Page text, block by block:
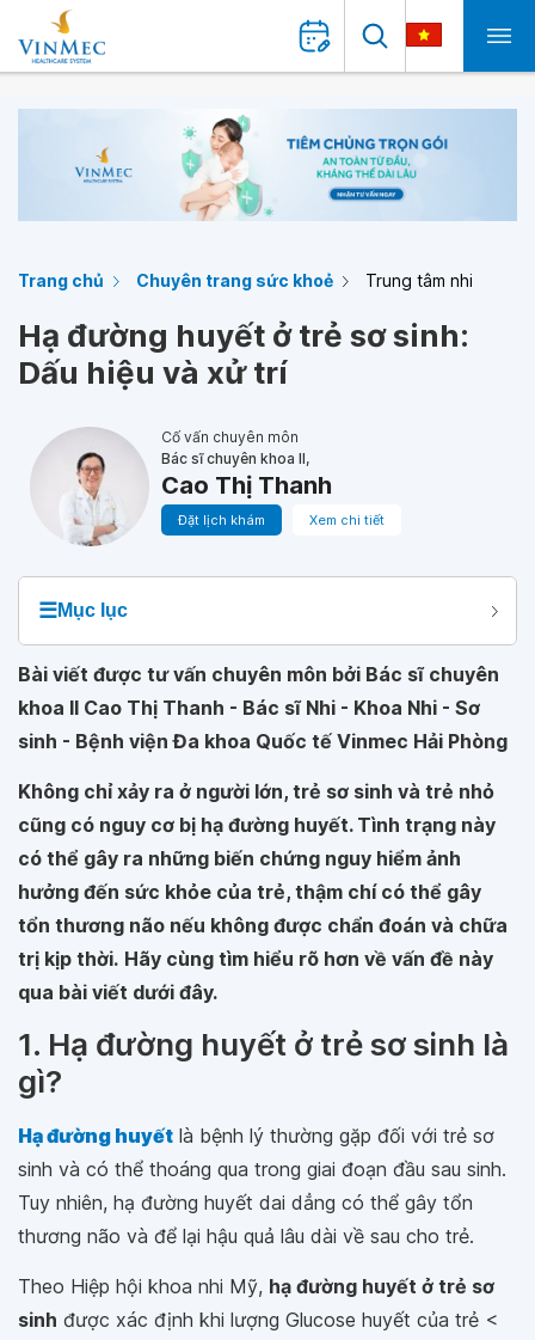
Trang chủ Chuyên trang sức khoẻ Trung tâm nhi
Hạ đường huyết ở trẻ sơ sinh:
Dấu hiệu và xử trí
Cố vấn chuyên môn
Bác sĩ chuyên khoa II,
Cao Thị Thanh
Đặt lịch khám Xem chi tiết
☰Mục lục
Bài viết được tư vấn chuyên môn bởi Bác sĩ chuyên
khoa II Cao Thị Thanh - Bác sĩ Nhi - Khoa Nhi - Sơ
sinh - Bệnh viện Đa khoa Quốc tế Vinmec Hải Phòng
Không chỉ xảy ra ở người lớn, trẻ sơ sinh và trẻ nhỏ
cũng có nguy cơ bị hạ đường huyết. Tình trạng này
có thể gây ra những biến chứng nguy hiểm ảnh
hưởng đến sức khỏe của trẻ, thậm chí có thể gây
tổn thương não nếu không được chẩn đoán và chữa
trị kịp thời. Hãy cùng tìm hiểu rõ hơn về vấn đề này
qua bài viết dưới đây.
1. Hạ đường huyết ở trẻ sơ sinh là
gì?
Hạ đường huyết là bệnh lý thường gặp đối với trẻ sơ
sinh và có thể thoáng qua trong giai đoạn đầu sau sinh.
Tuy nhiên, hạ đường huyết dai dẳng có thể gây tổn
thương não và để lại hậu quả lâu dài về sau cho trẻ.
Theo Hiệp hội khoa nhi Mỹ, hạ đường huyết ở trẻ sơ
sinh được xác định khi lượng Glucose huyết của trẻ <